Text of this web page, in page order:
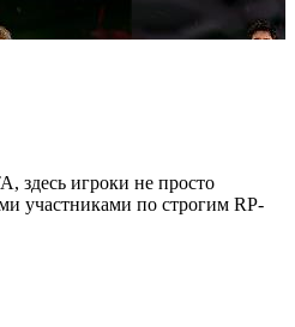
здесь игроки не просто
участниками по строгим RP-